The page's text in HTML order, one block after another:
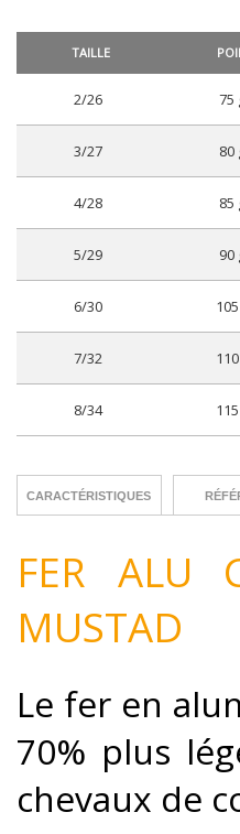
TAILLE
2/26
3/27
4/28
5/29
6/30
7/32
8/34
CARACTÉRISTIQUES
FER ALU
MUSTAD
Le fer en
70% plus
chevaux de